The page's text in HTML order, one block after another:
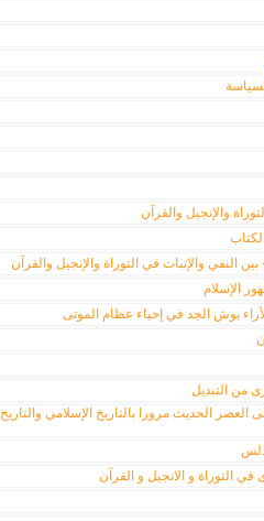
والإنجيل والقرآن
والإثبات في التوراة والإنجيل والقرآن
الإسلام
من التبديل
الحديث مرورا بالتاريخ الإسلامي والتاريخ
التوراة و الانجيل و القرآن